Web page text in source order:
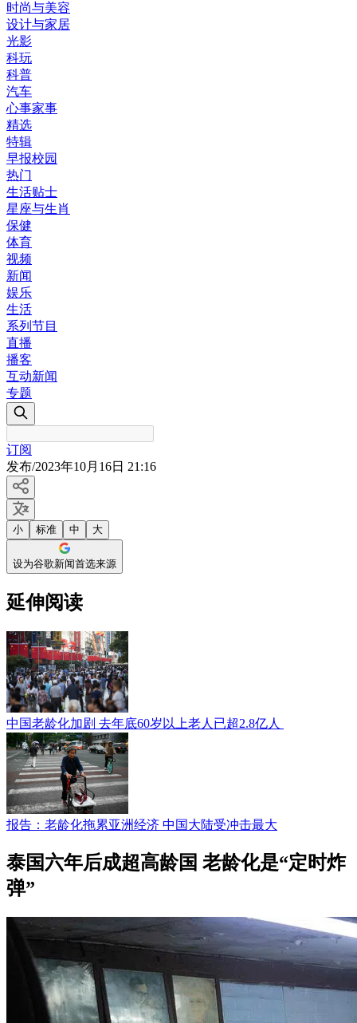
时尚与美容
设计与家居
光影
科玩
科普
汽车
心事家事
精选
特辑
早报校园
热门
生活贴士
星座与生肖
保健
体育
视频
新闻
娱乐
生活
系列节目
直播
播客
互动新闻
专题
订阅
发布/2023年10月16日 21:16
小 标准 中 大
设为谷歌新闻首选来源
延伸阅读
中国老龄化加剧 去年底60岁以上老人已超2.8亿人
报告：老龄化拖累亚洲经济 中国大陆受冲击最大
泰国六年后成超高龄国 老龄化是“定时炸
弹”